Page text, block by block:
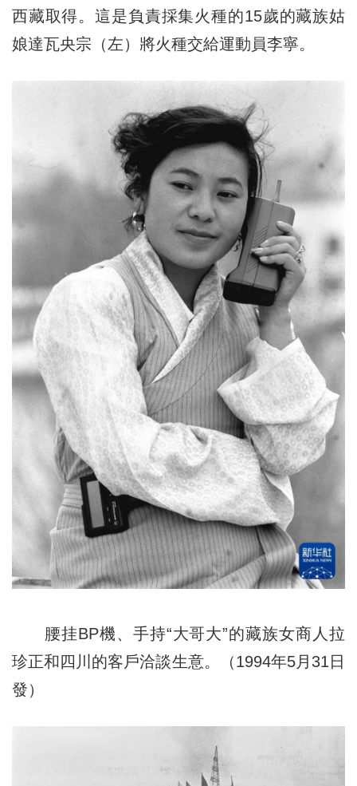
西藏取得。這是負責採集火種的15歲的藏族姑
娘達瓦央宗（左）將火種交給運動員李寧。
腰挂BP機、手持“大哥大”的藏族女商人拉
珍正和四川的客戶洽談生意。（1994年5月31日
發）